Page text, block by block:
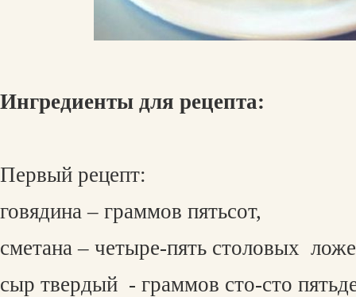
Ингредиенты для рецепта:
Первый рецепт:
говядина – граммов пятьсот,
сметана – четыре-пять столовых
сыр твердый - граммов сто-сто